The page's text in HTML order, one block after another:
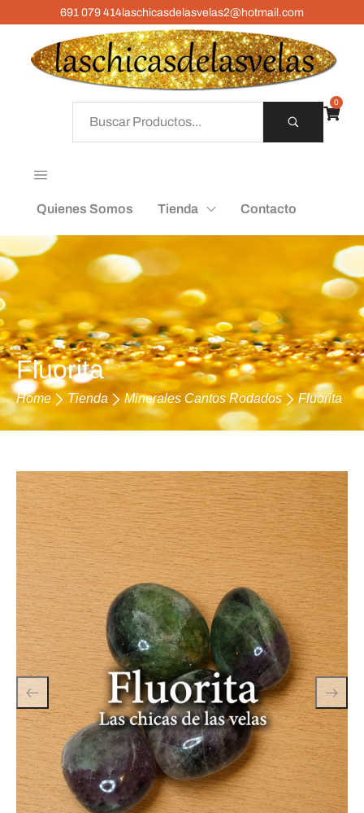
691 079 414laschicasdelasvelas2@hotmail.com
Quienes Somos Tienda Contacto
0
Fluorita
Home Tienda Minerales Cantos Rodados Fluorita